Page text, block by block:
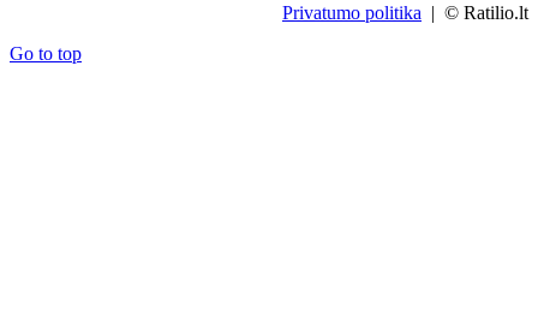
Privatumo politika | © Ratilio.lt
Go to top